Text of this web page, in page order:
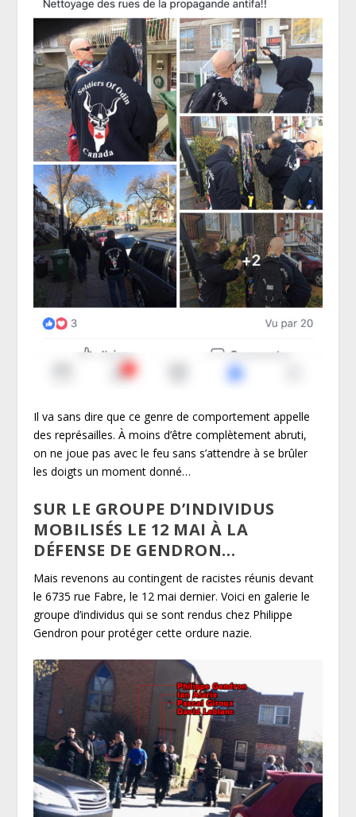
Il va sans dire que ce genre de comportement appelle
des représailles. À moins d’être complètement abruti,
on ne joue pas avec le feu sans s’attendre à se brûler
les doigts un moment donné…
SUR LE GROUPE D’INDIVIDUS
MOBILISÉS LE 12 MAI À LA
DÉFENSE DE GENDRON…
Mais revenons au contingent de racistes réunis devant
le 6735 rue Fabre, le 12 mai dernier. Voici en galerie le
groupe d’individus qui se sont rendus chez Philippe
Gendron pour protéger cette ordure nazie.